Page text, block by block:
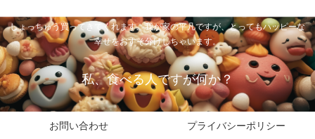
しょっちゅう買ってきてくれます。我が家の平凡ですが、とってもハッピーな
幸せをおすそ分けしちゃいます。
私、食べる人ですが何か？
お問い合わせ プライバシーポリシー